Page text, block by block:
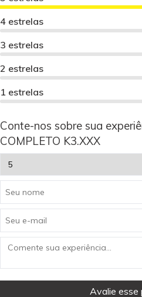
4 estrelas
3 estrelas
2 estrelas
1 estrelas
Conte-nos sobre sua
COMPLETO K3.XXX
Avalie esse